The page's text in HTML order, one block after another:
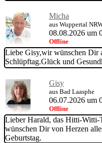
Micha
aus Wuppertal
08.08.2026 um
Offline
Liebe Gisy,wir wünschen Dir
Schlüpftag.Glück und
Gisy
aus Bad Laasphe
06.07.2026 um
Offline
Lieber Harald, das Hitti-Witti-
wünschen Dir von Herzen
Geburtstag.